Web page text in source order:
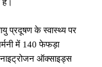
है।
प्रदूषण के स्वास्थ्य पर
में 140 फेफड़ा
नाइट्रोजन ऑक्साइड्स